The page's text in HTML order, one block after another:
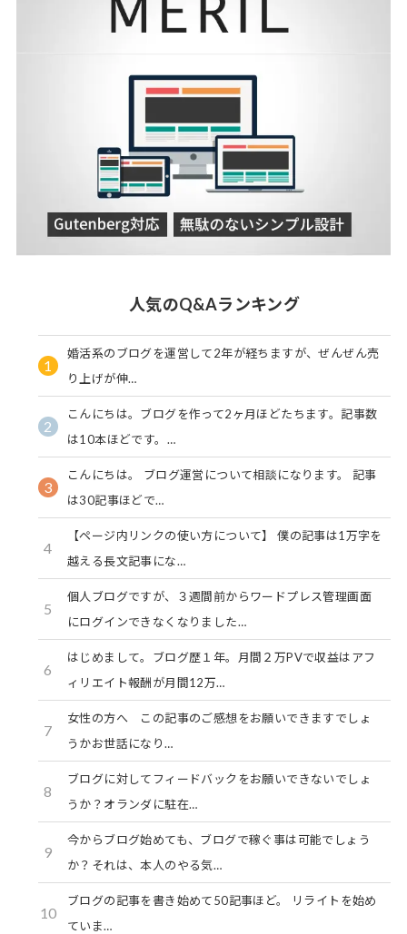
人気のQ&Aランキング
1
婚活系のブログを運営して2年が経ちますが、ぜんぜん売
り上げが伸…
2
こんにちは。ブログを作って2ヶ月ほどたちます。記事数
は10本ほどです。…
3
こんにちは。 ブログ運営について相談になります。 記事
は30記事ほどで…
4
【ページ内リンクの使い方について】 僕の記事は1万字を
越える長文記事にな…
5
個人ブログですが、３週間前からワードプレス管理画面
にログインできなくなりました…
6
はじめまして。ブログ歴１年。月間２万PVで収益はアフ
ィリエイト報酬が月間12万…
7
女性の方へ この記事のご感想をお願いできますでしょ
うかお世話になり…
8
ブログに対してフィードバックをお願いできないでしょ
うか？オランダに駐在…
9
今からブログ始めても、ブログで稼ぐ事は可能でしょう
か？それは、本人のやる気…
10
ブログの記事を書き始めて50記事ほど。 リライトを始め
ていま…